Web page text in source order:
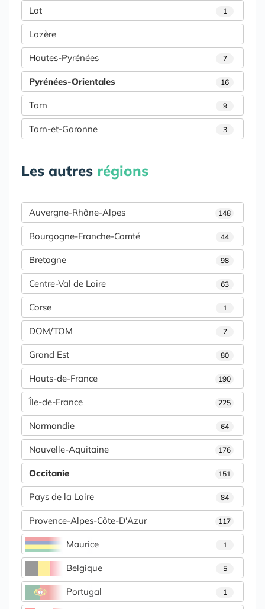
Lot 1
Lozère
Hautes-Pyrénées 7
Pyrénées-Orientales 16
Tarn 9
Tarn-et-Garonne 3
Les autres régions
Auvergne-Rhône-Alpes 148
Bourgogne-Franche-Comté 44
Bretagne 98
Centre-Val de Loire 63
Corse 1
DOM/TOM 7
Grand Est 80
Hauts-de-France 190
Île-de-France 225
Normandie 64
Nouvelle-Aquitaine 176
Occitanie 151
Pays de la Loire 84
Provence-Alpes-Côte-D'Azur 117
Maurice 1
Belgique 5
Portugal 1